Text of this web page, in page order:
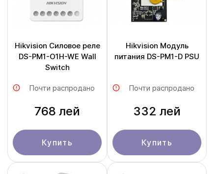
Hikvision Силовое реле
DS-PM1-O1H-WE Wall
Switch
Почти распродано
768 лей
Купить
Hikvision Модуль
питания DS-PM1-D PSU
Почти распродано
332 лей
Купить